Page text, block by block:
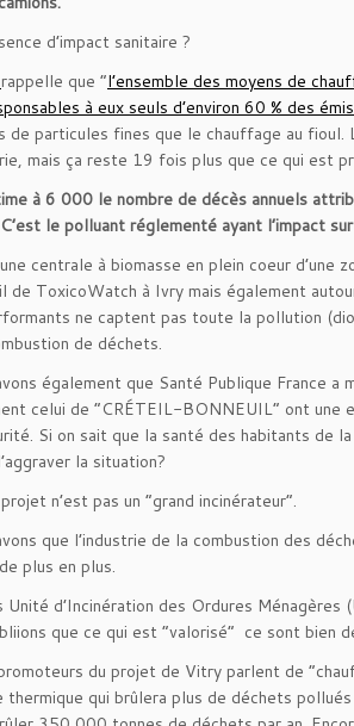
d’impact sanitaire ?
rappelle que “l’ensemble des moyens de
à eux seuls d’environ 60 % des
de particules fines que le chauffage au fioul.
mais ça reste 19 fois plus que ce qui est
à 6 000 le nombre de décès annuels
le polluant réglementé ayant l’impact
centrale à biomasse en plein coeur d’une
de ToxicoWatch à Ivry mais également
ne captent pas toute la pollution
de déchets.
également que Santé Publique France
celui de “CRÉTEIL-BONNEUIL” ont
Si on sait que la santé des habitants de
la situation?
n’est pas un “grand incinérateur”.
que l’industrie de la combustion des
plus en plus.
Unité d’Incinération des Ordures
que ce qui est “valorisé” ce sont bien
du projet de Vitry parlent de
thermique qui brûlera plus de déchets